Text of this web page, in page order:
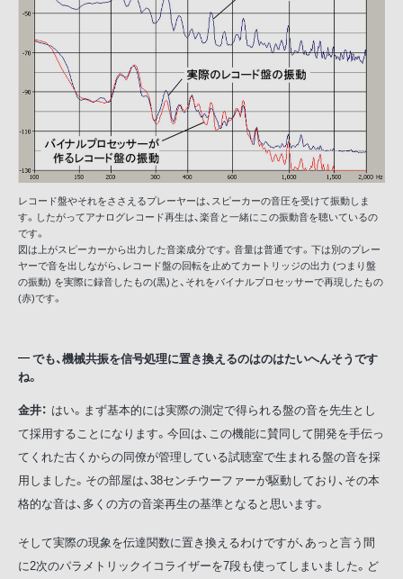
レコード盤やそれをささえるプレーヤーは、スピーカーの音圧を受けて振動しま
す。したがってアナログレコード再生は、楽音と一緒にこの振動音を聴いているの
です。
図は上がスピーカーから出力した音楽成分です。音量は普通です。下は別のプレー
ヤーで音を出しながら、レコード盤の回転を止めてカートリッジの出力 (つまり盤
の振動) を実際に録音したもの(黒)と、それをバイナルプロセッサーで再現したもの
(赤)です。
でも、機械共振を信号処理に置き換えるのはのはたいへんそうです
ね。
金井： はい。まず基本的には実際の測定で得られる盤の音を先生とし
て採用することになります。今回は、この機能に賛同して開発を手伝っ
てくれた古くからの同僚が管理している試聴室で生まれる盤の音を採
用しました。その部屋は、38センチウーファーが駆動しており、その本
格的な音は、多くの方の音楽再生の基準となると思います。
そして実際の現象を伝達関数に置き換えるわけですが、あっと言う間
に2次のパラメトリックイコライザーを7段も使ってしまいました。ど